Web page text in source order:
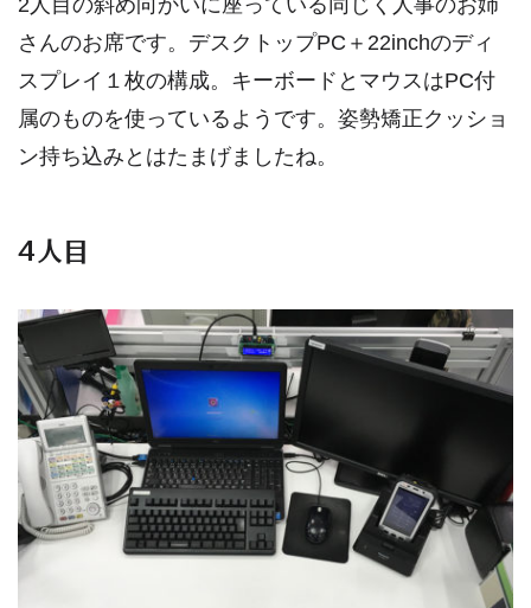
さんのお席です。デスクトップPC＋22inchのディ
スプレイ１枚の構成。キーボードとマウスはPC付
属のものを使っているようです。姿勢矯正クッショ
ン持ち込みとはたまげましたね。
4人目